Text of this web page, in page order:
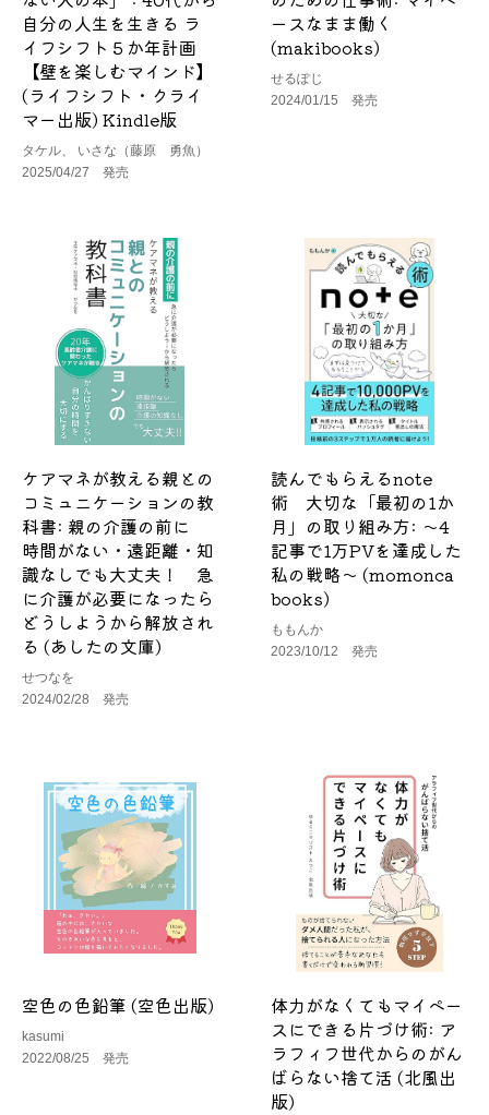
自分の人生を生きる ラ
イフシフト５か年計画
【壁を楽しむマインド】
(ライフシフト・クライ
マー出版) Kindle版
タケル、 いさな（藤原 勇魚）
2025/04/27 発売
ースなまま働く
(makibooks)
せるぽじ
2024/01/15 発売
ケアマネが教える親との
コミュニケーションの教
科書: 親の介護の前に
時間がない・遠距離・知
識なしでも大丈夫！ 急
に介護が必要になったら
どうしようから解放され
る (あしたの文庫)
せつなを
2024/02/28 発売
読んでもらえるnote
術 大切な「最初の1か
月」の取り組み方: ～4
記事で1万PVを達成した
私の戦略～ (momonca
books)
ももんか
2023/10/12 発売
空色の色鉛筆 (空色出版)
kasumi
2022/08/25 発売
体力がなくてもマイペー
スにできる片づけ術: ア
ラフィフ世代からのがん
ばらない捨て活 (北風出
版)